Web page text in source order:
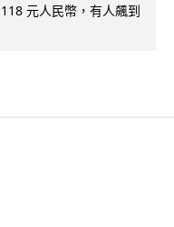
元人民幣，有人飆到